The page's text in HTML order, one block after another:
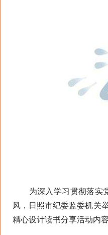
为深入学习贯彻落实党
风，日照市纪委监委机关
精心设计读书分享活动内